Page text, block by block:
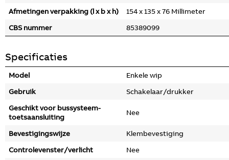
Afmetingen verpakking (l x b x h)
154 x 135 x 76 Millimeter
CBS nummer
85389099
Specificaties
Model
Enkele wip
Gebruik
Schakelaar/drukker
Geschikt voor bussysteem-
toetsaansluiting
Nee
Bevestigingswijze
Klembevestiging
Controlevenster/verlicht
Nee